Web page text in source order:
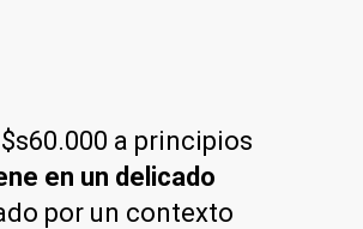
a principios
en un delicado
por un contexto